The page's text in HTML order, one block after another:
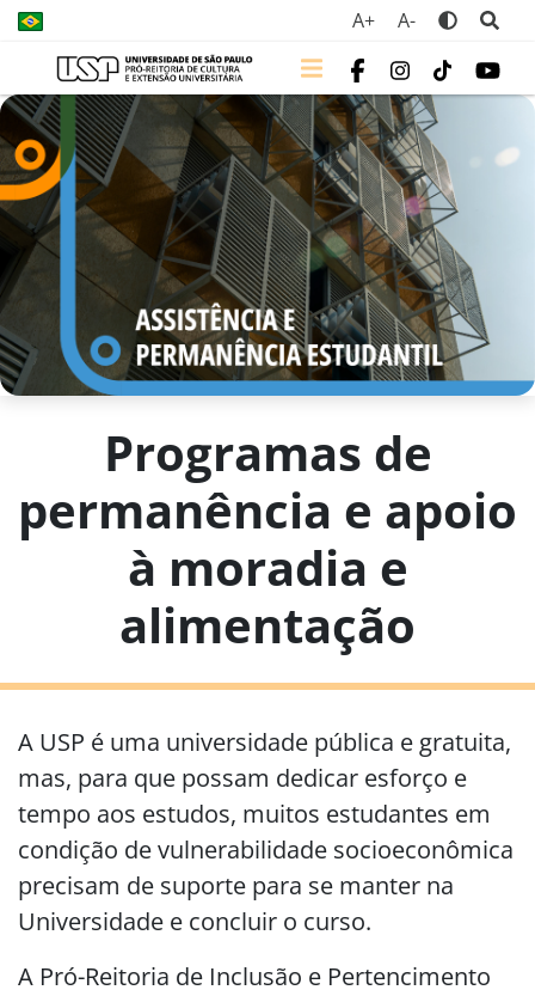
A+ A-
Programas de
permanência e apoio
à moradia e
alimentação
A USP é uma universidade pública e gratuita,
mas, para que possam dedicar esforço e
tempo aos estudos, muitos estudantes em
condição de vulnerabilidade socioeconômica
precisam de suporte para se manter na
Universidade e concluir o curso.
A Pró-Reitoria de Inclusão e Pertencimento